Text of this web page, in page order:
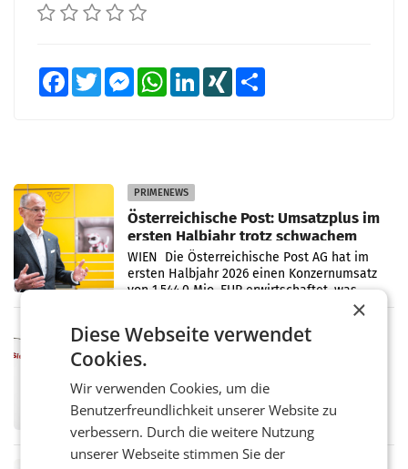
FacebookTwitter MessengerWhatsAppLinkedInXING
PRIMENEWS
Österreichische Post: Umsatzplus im
ersten Halbjahr trotz schwachem
Briefgeschäft
WIEN Die Österreichische Post AG hat im
ersten Halbjahr 2026 einen Konzernumsatz
von 1.544,0 Mio. EUR erwirtschaftet, was
einem Plus von 3,8 Prozent gegenüber dem
Vergleichszeitraum
MARKETING & MEDIA
ProSiebenSat.1 spart und macht
UNTERFÖHRING/MAILAND/AMSTERDAM. Der
Fernsehkonzern ProSiebenSat.1 hat im
Frühjahr dank Kostensenkungen operativ
wieder Gewinn gemacht und die
Markterwartung deutlich übertroffen.
×
Diese Webseite verwendet
Cookies.
Wir verwenden Cookies, um die
Benutzerfreundlichkeit unserer Website zu
verbessern. Durch die weitere Nutzung
unserer Webseite stimmen Sie der